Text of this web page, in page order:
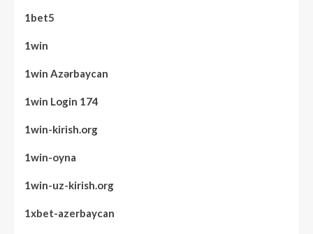
1bet5
1win
1win Azərbaycan
1win Login 174
1win-kirish.org
1win-oyna
1win-uz-kirish.org
1xbet-azerbaycan